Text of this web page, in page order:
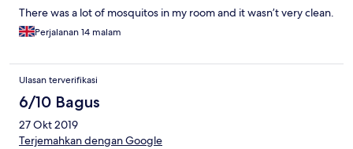
There was a lot of mosquitos in my room and it wasn’t very clean.
Perjalanan 14 malam
Ulasan terverifikasi
6/10 Bagus
27 Okt 2019
Terjemahkan dengan Google